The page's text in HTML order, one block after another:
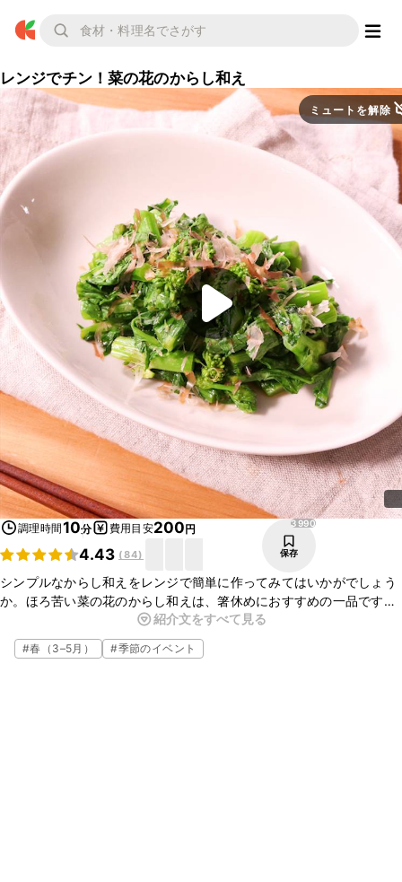
レンジでチン！菜の花のからし和え
ミュートを解除
調理時間10分 費用目安200円
4.43 (84)
3990
保存
シンプルなからし和えをレンジで簡単に作ってみてはいかがでしょう
か。ほろ苦い菜の花のからし和えは、箸休めにおすすめの一品です。
他の葉野菜で作れますので、ぜひお試しくださいね。
紹介文をすべて見る
#春（3–5月） #季節のイベント